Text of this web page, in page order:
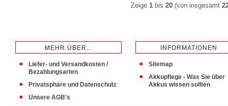
Zeige 1 bis 20 (von insgesamt
MEHR ÜBER...
Liefer- und Versandkosten /
Bezahlungsarten
Privatsphäre und Datenschutz
Unsere AGB's
INFORMATIONEN
Sitemap
Akkupflege - Was Sie über
Akkus wissen sollten